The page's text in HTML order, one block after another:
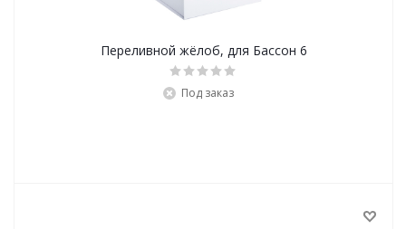
Переливной жёлоб, для Бассон 6
Под заказ